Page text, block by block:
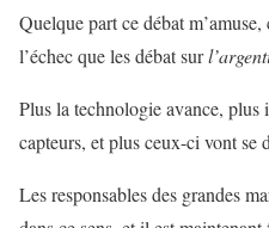
Quelque part ce débat
l’échec que les débat sur
Plus la technologie avance, plus
capteurs, et plus ceux-ci vont se
Les responsables des grandes